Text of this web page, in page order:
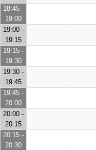
18:45 -
19:00
19:00 -
19:15
19:15 -
19:30
19:30 -
19:45
19:45 -
20:00
20:00 -
20:15
20:15 -
20:30